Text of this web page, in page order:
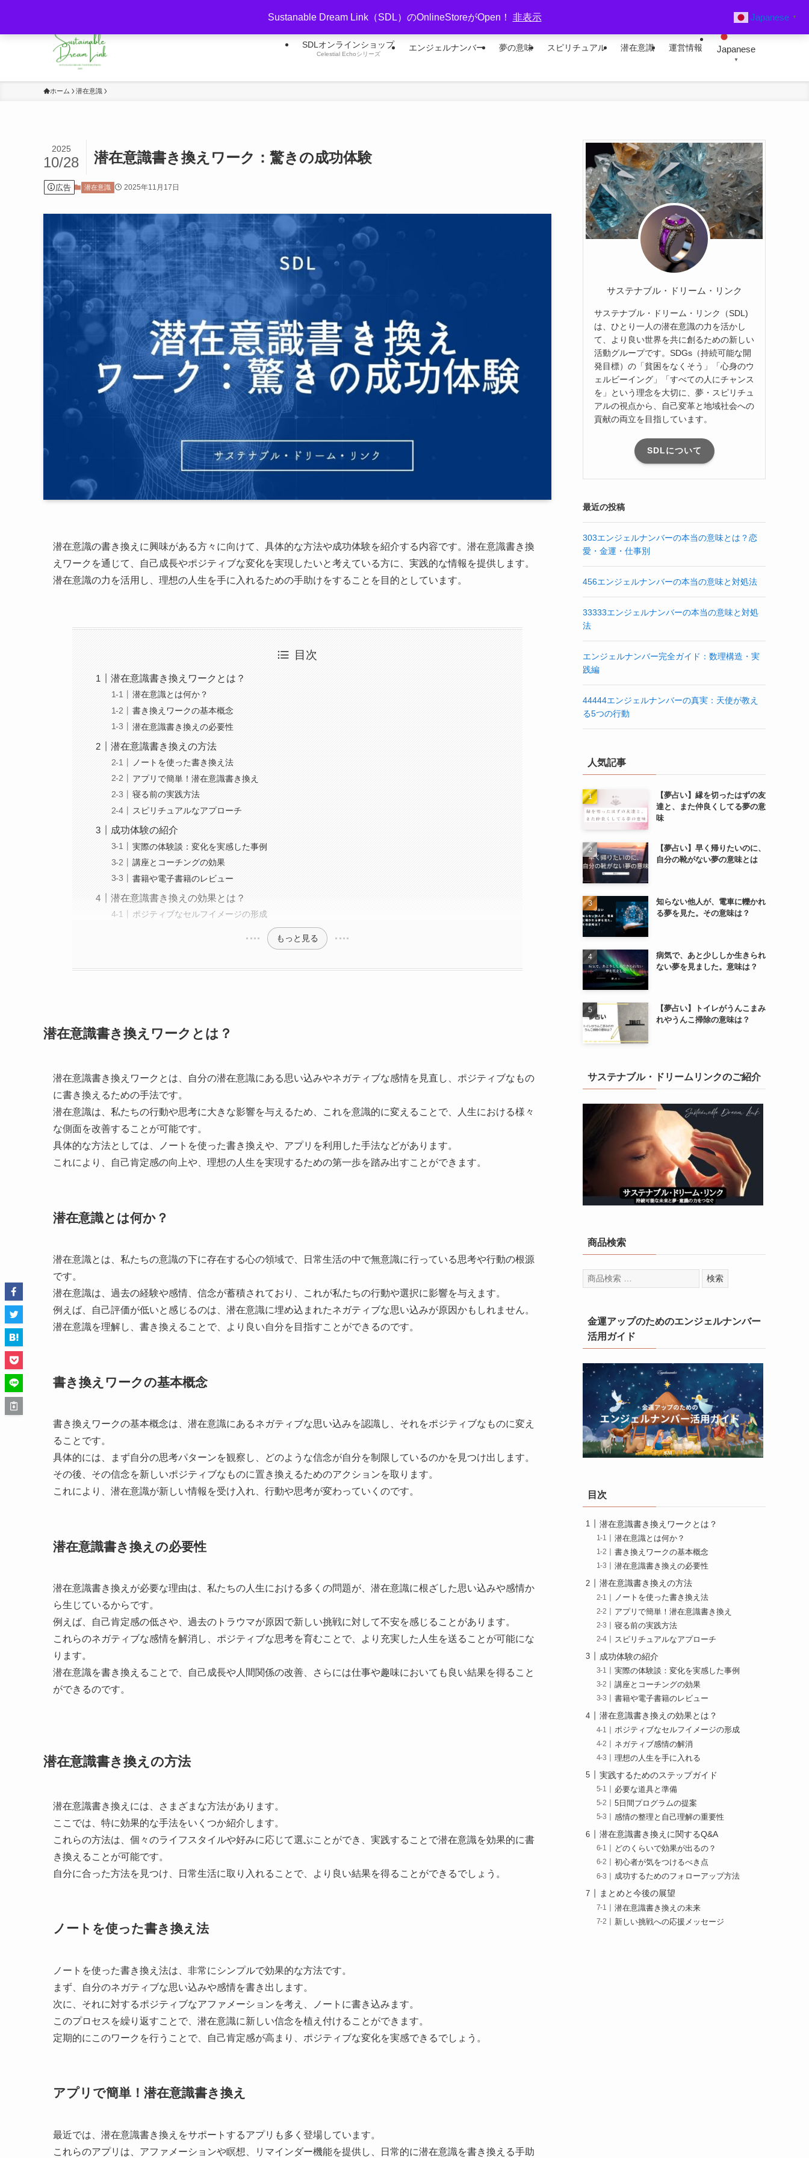
Sustanable Dream Link（SDL）のOnlineStoreがOpen！ 非表示
SDLオンラインショップ
Celestial Echoシリーズ
エンジェルナンバー 夢の意味 スピリチュアル 潜在意識 運営情報 Japanese
▼
ホーム 潜在意識
潜在意識書き換えワーク：驚きの成功体験
2025
10/28
広告 潜在意識 2025年11月17日
潜在意識の書き換えに興味がある方々に向けて、具体的な方法や成功体験を紹介する内容です。潜在意識書き換
えワークを通じて、自己成長やポジティブな変化を実現したいと考えている方に、実践的な情報を提供します。
潜在意識の力を活用し、理想の人生を手に入れるための手助けをすることを目的としています。
目次
潜在意識書き換えワークとは？
潜在意識とは何か？
書き換えワークの基本概念
潜在意識書き換えの必要性
潜在意識書き換えの方法
ノートを使った書き換え法
アプリで簡単！潜在意識書き換え
寝る前の実践方法
スピリチュアルなアプローチ
成功体験の紹介
実際の体験談：変化を実感した事例
講座とコーチングの効果
書籍や電子書籍のレビュー
潜在意識書き換えの効果とは？
ポジティブなセルフイメージの形成
もっと見る
潜在意識書き換えワークとは？
潜在意識書き換えワークとは、自分の潜在意識にある思い込みやネガティブな感情を見直し、ポジティブなもの
に書き換えるための手法です。
潜在意識は、私たちの行動や思考に大きな影響を与えるため、これを意識的に変えることで、人生における様々
な側面を改善することが可能です。
具体的な方法としては、ノートを使った書き換えや、アプリを利用した手法などがあります。
これにより、自己肯定感の向上や、理想の人生を実現するための第一歩を踏み出すことができます。
潜在意識とは何か？
潜在意識とは、私たちの意識の下に存在する心の領域で、日常生活の中で無意識に行っている思考や行動の根源
です。
潜在意識は、過去の経験や感情、信念が蓄積されており、これが私たちの行動や選択に影響を与えます。
例えば、自己評価が低いと感じるのは、潜在意識に埋め込まれたネガティブな思い込みが原因かもしれません。
潜在意識を理解し、書き換えることで、より良い自分を目指すことができるのです。
書き換えワークの基本概念
書き換えワークの基本概念は、潜在意識にあるネガティブな思い込みを認識し、それをポジティブなものに変え
ることです。
具体的には、まず自分の思考パターンを観察し、どのような信念が自分を制限しているのかを見つけ出します。
その後、その信念を新しいポジティブなものに置き換えるためのアクションを取ります。
これにより、潜在意識が新しい情報を受け入れ、行動や思考が変わっていくのです。
潜在意識書き換えの必要性
潜在意識書き換えが必要な理由は、私たちの人生における多くの問題が、潜在意識に根ざした思い込みや感情か
ら生じているからです。
例えば、自己肯定感の低さや、過去のトラウマが原因で新しい挑戦に対して不安を感じることがあります。
これらのネガティブな感情を解消し、ポジティブな思考を育むことで、より充実した人生を送ることが可能にな
ります。
潜在意識を書き換えることで、自己成長や人間関係の改善、さらには仕事や趣味においても良い結果を得ること
ができるのです。
潜在意識書き換えの方法
潜在意識書き換えには、さまざまな方法があります。
ここでは、特に効果的な手法をいくつか紹介します。
これらの方法は、個々のライフスタイルや好みに応じて選ぶことができ、実践することで潜在意識を効果的に書
き換えることが可能です。
自分に合った方法を見つけ、日常生活に取り入れることで、より良い結果を得ることができるでしょう。
ノートを使った書き換え法
ノートを使った書き換え法は、非常にシンプルで効果的な方法です。
まず、自分のネガティブな思い込みや感情を書き出します。
次に、それに対するポジティブなアファメーションを考え、ノートに書き込みます。
このプロセスを繰り返すことで、潜在意識に新しい信念を植え付けることができます。
定期的にこのワークを行うことで、自己肯定感が高まり、ポジティブな変化を実感できるでしょう。
アプリで簡単！潜在意識書き換え
最近では、潜在意識書き換えをサポートするアプリも多く登場しています。
これらのアプリは、アファメーションや瞑想、リマインダー機能を提供し、日常的に潜在意識を書き換える手助
サステナブル・ドリーム・リンク
サステナブル・ドリーム・リンク（SDL)
は、ひとり一人の潜在意識の力を活かし
て、より良い世界を共に創るための新しい
活動グループです。SDGs（持続可能な開
発目標）の「貧困をなくそう」「心身のウ
ェルビーイング」「すべての人にチャンス
を」という理念を大切に、夢・スピリチュ
アルの視点から、自己変革と地域社会への
貢献の両立を目指しています。
SDLについて
最近の投稿
303エンジェルナンバーの本当の意味とは？恋
愛・金運・仕事別
456エンジェルナンバーの本当の意味と対処法
33333エンジェルナンバーの本当の意味と対処
法
エンジェルナンバー完全ガイド：数理構造・実
践編
44444エンジェルナンバーの真実：天使が教え
る5つの行動
人気記事
【夢占い】縁を切ったはずの友
達と、また仲良くしてる夢の意
味
【夢占い】早く帰りたいのに、
自分の靴がない夢の意味とは
知らない他人が、電車に轢かれ
る夢を見た。その意味は？
病気で、あと少ししか生きられ
ない夢を見ました。意味は？
【夢占い】トイレがうんこまみ
れやうんこ掃除の意味は？
サステナブル・ドリームリンクのご紹介
商品検索
検
索
象:
検索
金運アップのためのエンジェルナンバー
活用ガイド
目次
潜在意識書き換えワークとは？
潜在意識とは何か？
書き換えワークの基本概念
潜在意識書き換えの必要性
潜在意識書き換えの方法
ノートを使った書き換え法
アプリで簡単！潜在意識書き換え
寝る前の実践方法
スピリチュアルなアプローチ
成功体験の紹介
実際の体験談：変化を実感した事例
講座とコーチングの効果
書籍や電子書籍のレビュー
潜在意識書き換えの効果とは？
ポジティブなセルフイメージの形成
ネガティブ感情の解消
理想の人生を手に入れる
実践するためのステップガイド
必要な道具と準備
5日間プログラムの提案
感情の整理と自己理解の重要性
潜在意識書き換えに関するQ&A
どのくらいで効果が出るの？
初心者が気をつけるべき点
成功するためのフォローアップ方法
まとめと今後の展望
潜在意識書き換えの未来
新しい挑戦への応援メッセージ
Japanese ▼